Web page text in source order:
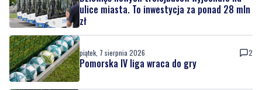
piątek, 7 sierpnia 2026 2
Pomorska IV liga wraca do gry
piątek, 7 sierpnia 2026
Wikęd poznał rywala w Pucharze Polski. To